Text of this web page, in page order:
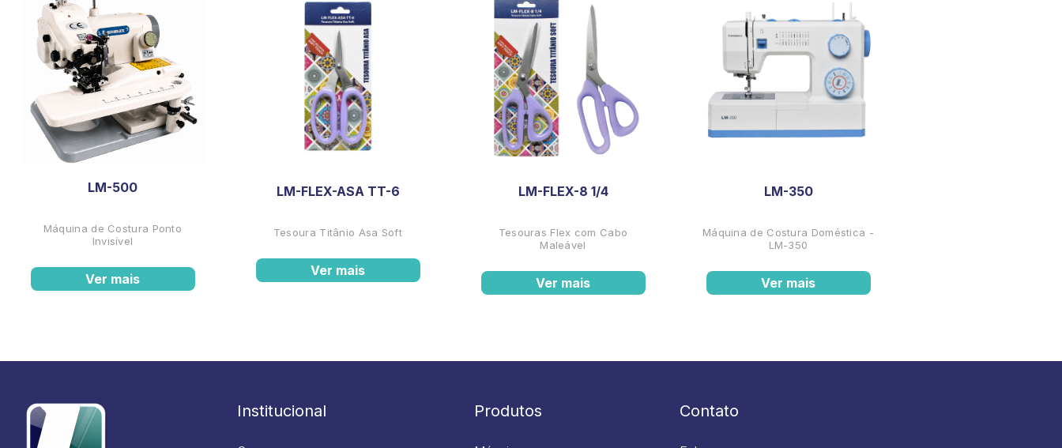
LM-500
Máquina de Costura Ponto
Invisível
Ver mais
LM-FLEX-ASA TT-6
Tesoura Titânio Asa Soft
Ver mais
LM-FLEX-8 1/4
Tesouras Flex com Cabo
Maleável
Ver mais
LM-350
Máquina de Costura Doméstica -
LM-350
Ver mais
Institucional Produtos Contato